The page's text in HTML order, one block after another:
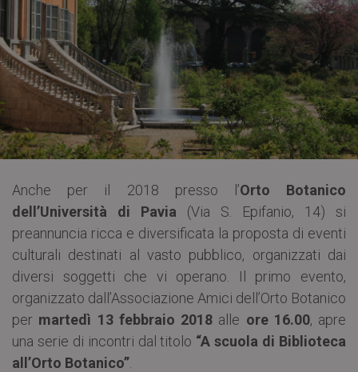
Anche per il 2018 presso l’Orto Botanico
dell’Università di Pavia (Via S. Epifanio, 14) si
preannuncia ricca e diversificata la proposta di eventi
culturali destinati al vasto pubblico, organizzati dai
diversi soggetti che vi operano. Il primo evento,
organizzato dall’Associazione Amici dell’Orto Botanico
per martedì 13 febbraio 2018 alle ore 16.00, apre
una serie di incontri dal titolo “A scuola di Biblioteca
all’Orto Botanico”